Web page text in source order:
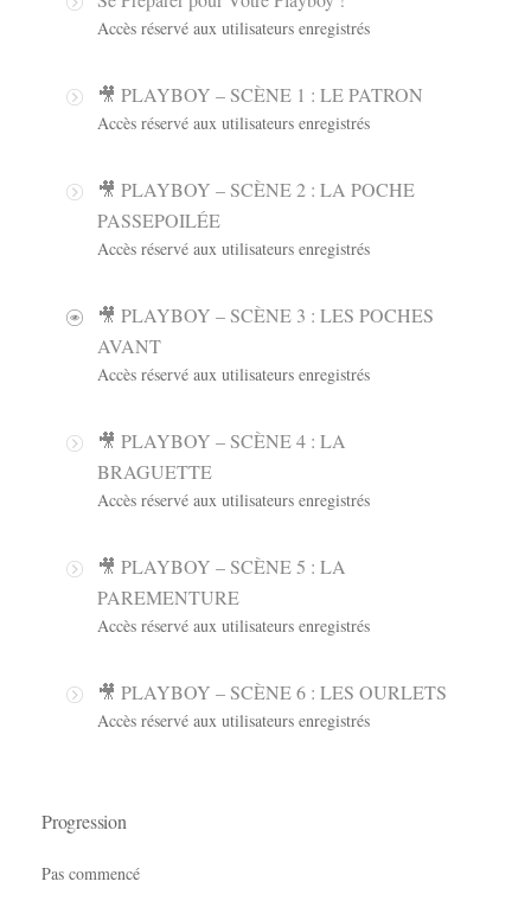
Accès réservé aux utilisateurs enregistrés
🎥 PLAYBOY – SCÈNE 1 : LE PATRON
Accès réservé aux utilisateurs enregistrés
🎥 PLAYBOY – SCÈNE 2 : LA POCHE
PASSEPOILÉE
Accès réservé aux utilisateurs enregistrés
🎥 PLAYBOY – SCÈNE 3 : LES POCHES
AVANT
Accès réservé aux utilisateurs enregistrés
🎥 PLAYBOY – SCÈNE 4 : LA
BRAGUETTE
Accès réservé aux utilisateurs enregistrés
🎥 PLAYBOY – SCÈNE 5 : LA
PAREMENTURE
Accès réservé aux utilisateurs enregistrés
🎥 PLAYBOY – SCÈNE 6 : LES OURLETS
Accès réservé aux utilisateurs enregistrés
Progression
Pas commencé